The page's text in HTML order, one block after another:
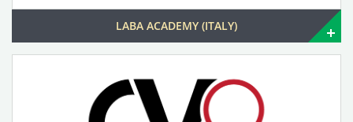
LABA ACADEMY (ITALY)